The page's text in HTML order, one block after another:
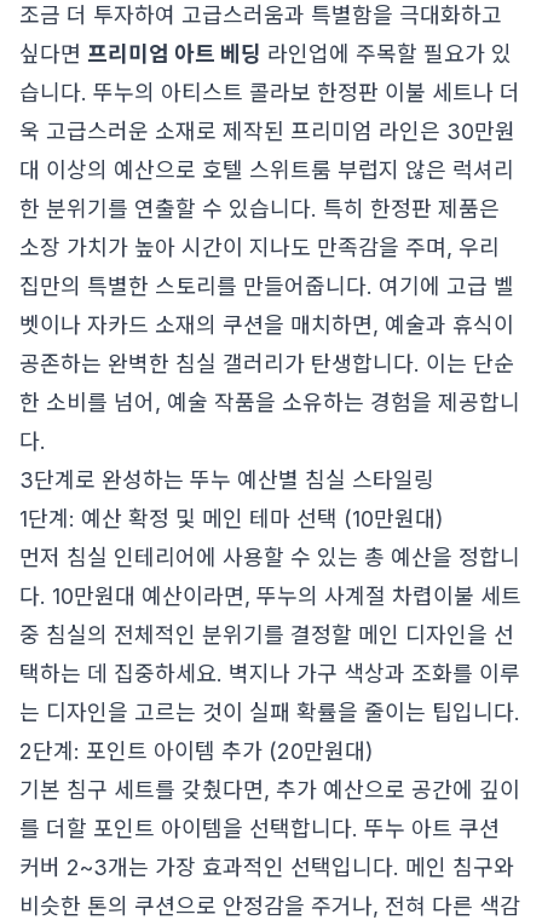
조금 더 투자하여 고급스러움과 특별함을 극대화하고
싶다면 프리미엄 아트 베딩 라인업에 주목할 필요가 있
습니다. 뚜누의 아티스트 콜라보 한정판 이불 세트나 더
욱 고급스러운 소재로 제작된 프리미엄 라인은 30만원
대 이상의 예산으로 호텔 스위트룸 부럽지 않은 럭셔리
한 분위기를 연출할 수 있습니다. 특히 한정판 제품은
소장 가치가 높아 시간이 지나도 만족감을 주며, 우리
집만의 특별한 스토리를 만들어줍니다. 여기에 고급 벨
벳이나 자카드 소재의 쿠션을 매치하면, 예술과 휴식이
공존하는 완벽한 침실 갤러리가 탄생합니다. 이는 단순
한 소비를 넘어, 예술 작품을 소유하는 경험을 제공합니
다.
3단계로 완성하는 뚜누 예산별 침실 스타일링
1단계: 예산 확정 및 메인 테마 선택 (10만원대)
먼저 침실 인테리어에 사용할 수 있는 총 예산을 정합니
다. 10만원대 예산이라면, 뚜누의 사계절 차렵이불 세트
중 침실의 전체적인 분위기를 결정할 메인 디자인을 선
택하는 데 집중하세요. 벽지나 가구 색상과 조화를 이루
는 디자인을 고르는 것이 실패 확률을 줄이는 팁입니다.
2단계: 포인트 아이템 추가 (20만원대)
기본 침구 세트를 갖췄다면, 추가 예산으로 공간에 깊이
를 더할 포인트 아이템을 선택합니다. 뚜누 아트 쿠션
커버 2~3개는 가장 효과적인 선택입니다. 메인 침구와
비슷한 톤의 쿠션으로 안정감을 주거나, 전혀 다른 색감